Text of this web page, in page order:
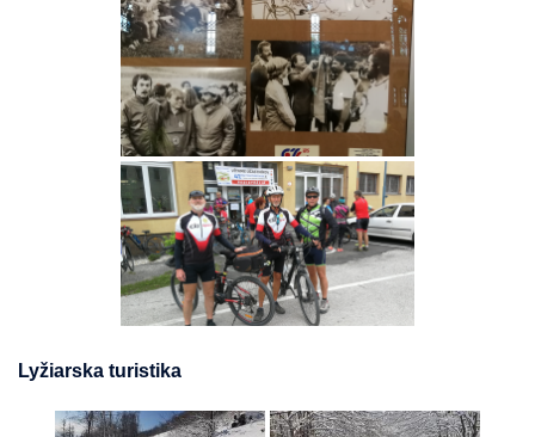
Lyžiarska turistika